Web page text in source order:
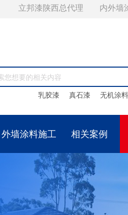
立邦漆陕西总代理 内外墙
乳胶漆 真石漆 无机涂料
外墙涂料施工 相关案例